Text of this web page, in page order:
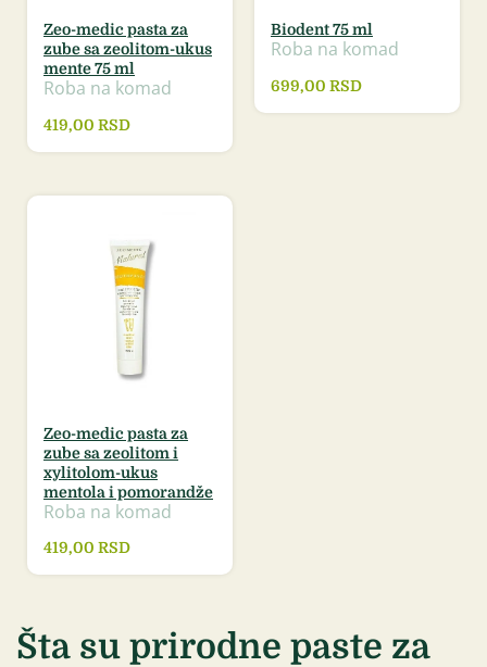
Zeo-medic pasta za
zube sa zeolitom-ukus
mente 75 ml
Roba na komad
419,00 RSD
Biodent 75 ml
Roba na komad
699,00 RSD
Zeo-medic pasta za
zube sa zeolitom i
xylitolom-ukus
mentola i pomorandže
Roba na komad
419,00 RSD
Šta su prirodne paste za